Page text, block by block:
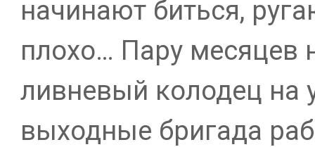
начинают биться,
плохо… Пару месяцев
ливневый колодец на
выходные бригада